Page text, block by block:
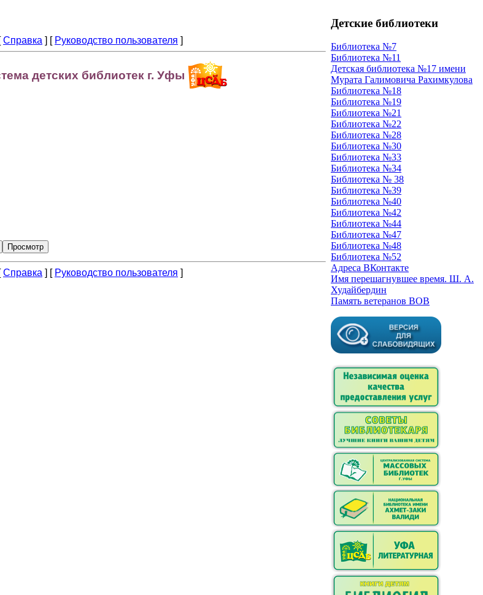
Детские библиотеки
Библиотека №7
Библиотека №11
Детская библиотека №17 имени
Мурата Галимовича Рахимкулова
Библиотека №18
Библиотека №19
Библиотека №21
Библиотека №22
Библиотека №28
Библиотека №30
Библиотека №33
Библиотека №34
Библиотека № 38
Библиотека №39
Библиотека №40
Библиотека №42
Библиотека №44
Библиотека №47
Библиотека №48
Библиотека №52
Адреса ВКонтакте
Имя перешагнувшее время. Ш. А.
Худайбердин
Память ветеранов ВОВ